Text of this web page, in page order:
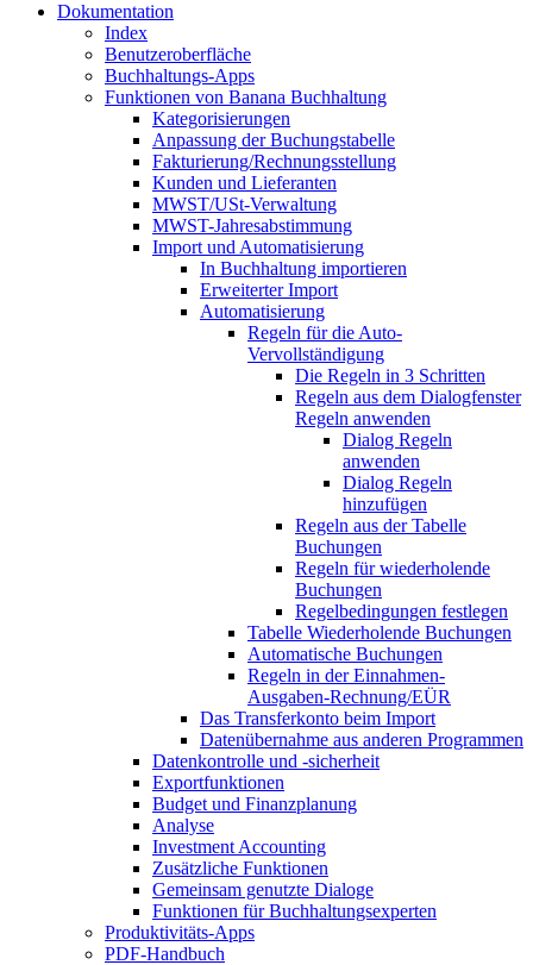
Dokumentation
Index
Benutzeroberfläche
Buchhaltungs-Apps
Funktionen von Banana Buchhaltung
Kategorisierungen
Anpassung der Buchungstabelle
Fakturierung/Rechnungsstellung
Kunden und Lieferanten
MWST/USt-Verwaltung
MWST-Jahresabstimmung
Import und Automatisierung
In Buchhaltung importieren
Erweiterter Import
Automatisierung
Regeln für die Auto-
Vervollständigung
Die Regeln in 3 Schritten
Regeln aus dem Dialogfenster
Regeln anwenden
Dialog Regeln
anwenden
Dialog Regeln
hinzufügen
Regeln aus der Tabelle
Buchungen
Regeln für wiederholende
Buchungen
Regelbedingungen festlegen
Tabelle Wiederholende Buchungen
Automatische Buchungen
Regeln in der Einnahmen-
Ausgaben-Rechnung/EÜR
Das Transferkonto beim Import
Datenübernahme aus anderen Programmen
Datenkontrolle und -sicherheit
Exportfunktionen
Budget und Finanzplanung
Analyse
Investment Accounting
Zusätzliche Funktionen
Gemeinsam genutzte Dialoge
Funktionen für Buchhaltungsexperten
Produktivitäts-Apps
PDF-Handbuch